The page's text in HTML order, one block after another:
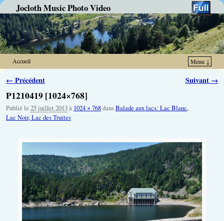
Jocloth Music Photo Video
Accueil Menu ↓
Navigation des images
← Précédent Suivant →
P1210419 [1024×768]
Publié le 25 juillet 2013à 1024 × 768dansBalade aux lacs: Lac Blanc,
Lac Noir, Lac des Truites